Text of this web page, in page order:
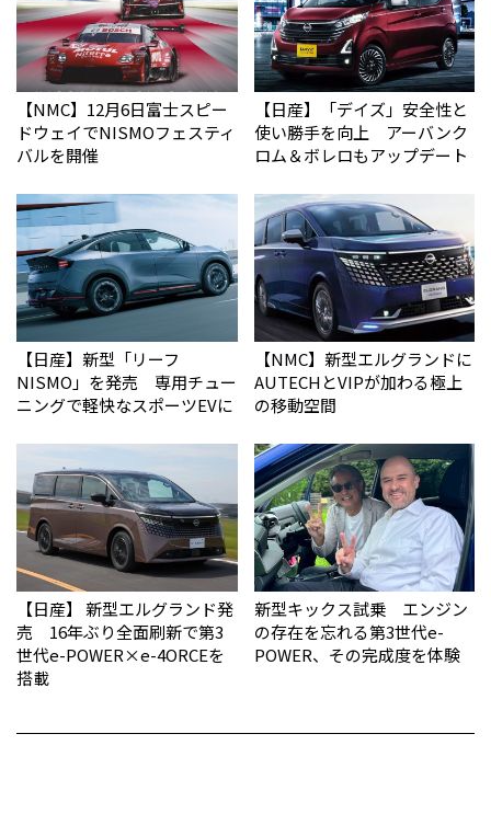
【NMC】12月6日富士スピー
ドウェイでNISMOフェスティ
バルを開催
【日産】「デイズ」安全性と
使い勝手を向上 アーバンク
ロム＆ボレロもアップデート
【日産】新型「リーフ
NISMO」を発売 専用チュー
ニングで軽快なスポーツEVに
【NMC】新型エルグランドに
AUTECHとVIPが加わる極上
の移動空間
【日産】 新型エルグランド発
売 16年ぶり全面刷新で第3
世代e-POWER×e-4ORCEを
搭載
新型キックス試乗 エンジン
の存在を忘れる第3世代e-
POWER、その完成度を体験